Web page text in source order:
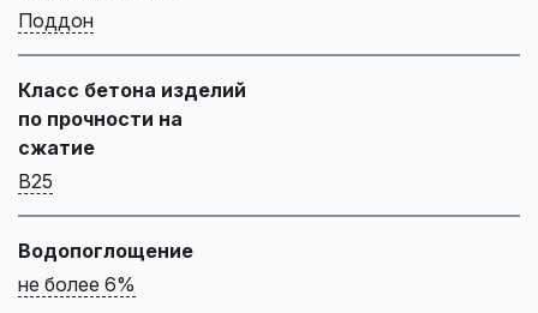
Поддон
Класс бетона изделий
по прочности на
сжатие
B25
Водопоглощение
не более 6%